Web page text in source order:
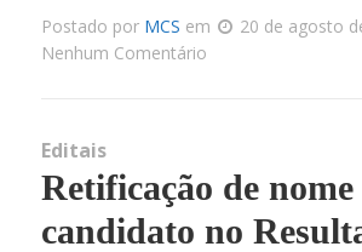
Postado por MCS em
20 de agosto
Nenhum Comentário
Editais
Retificação de nome
candidato no